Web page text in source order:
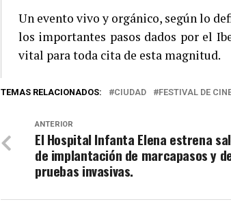
Un evento vivo y orgánico, según lo
los importantes pasos dados por el
vital para toda cita de esta magnitud.
TEMAS RELACIONADOS: CIUDAD FESTIVAL DE
ANTERIOR
El Hospital Infanta Elena estrena
de implantación de marcapasos y
pruebas invasivas.